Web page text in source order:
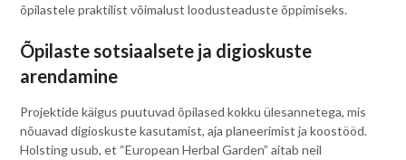
õpilastele praktilist võimalust loodusteaduste õppimiseks.
Õpilaste sotsiaalsete ja digioskuste
arendamine
Projektide käigus puutuvad õpilased kokku ülesannetega, mis
nõuavad digioskuste kasutamist, aja planeerimist ja koostööd.
Holsting usub, et “European Herbal Garden” aitab neil